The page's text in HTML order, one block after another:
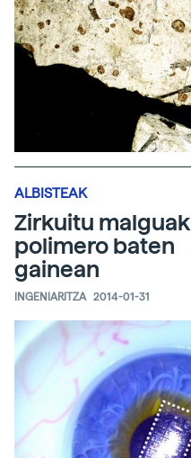
ALBISTEAK
Zirkuitu malguak
polimero baten
gainean
INGENIARITZA 2014-01-31